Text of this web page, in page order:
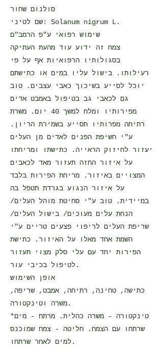
סולנום שחור
שם לטיני: Solanum nigrum L.
שימוש רפואי ע"פ הרמב"ם
צמח זה ידוע עוד מהעת העתיקה
בסגולותיו הרפואיות אף על פי
רעילותו. בישול עליו במים או כתישתם
יוכל לסייע בשיכוך כאבי עצבים. טוב
גם לכאבי גב בטיפול באמבט אדים
מפירותיו ומלח למשך 40 יום. משרת
רתיחה מפרותיו תסייע בשמירת הריון.
ע"י חשיפת הפנים לאדים מן העלים
יעזור לחיזוק הראייה. כתישתו ומריחתו
על איזור החזה תעזור מאד לכאבים
המצויים באיזור. מריחת הפירות בלבד
על איזור הנגוע בגרדת תטפל בה
במיידית. טוב ע"י סחיטת מוהל העלים/
הנחת עלים מעוכים/ בישול העלים/
שריפת העלים לריפוי פצעים טריים ע"י
השמת אחד מאלו על האיזור. כתישת
הפירות יחד עם עלי סלק מצוי תעזור
לטיפול בכיבי עור.
אופן השימוש
כתישה, טחינה, רתיחה, אמבט, שריפה,
משרה וטינקטורה.
*טינקטורה - משרה כהלית. מרתח - מים
שרתחו עם הצמח. חליטה - צמח שמוכנס
למים לאחר שרתחו.